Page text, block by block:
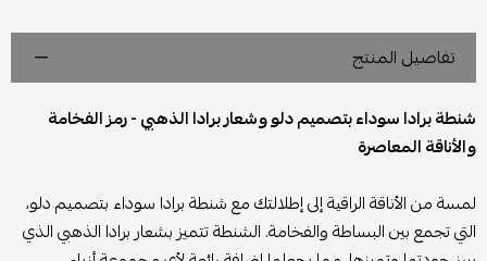
تفاصيل المنتج
شنطة برادا سوداء بتصميم دلو وشعار برادا الذهبي - رمز الفخامة
والأناقة المعاصرة
لمسة من الأناقة الراقية إلى إطلالتك مع شنطة برادا سوداء بتصميم دلو،
التي تجمع بين البساطة والفخامة. الشنطة تتميز بشعار برادا الذهبي الذي